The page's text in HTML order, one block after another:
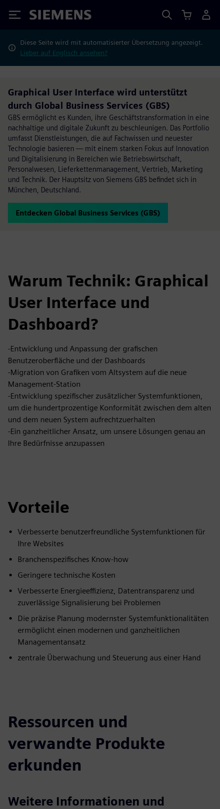
Siemens
Diese Seite wird mit automatisierter Übersetzung angezeigt.
Lieber auf Englisch ansehen?
Graphical User Interface wird unterstützt
durch Global Business Services (GBS)
GBS ermöglicht es Kunden, ihre Geschäftstransformation in eine
nachhaltige und digitale Zukunft zu beschleunigen. Das Portfolio
umfasst Dienstleistungen, die auf Fachwissen und neuester
Technologie basieren — mit einem starken Fokus auf Innovation
und Digitalisierung in Bereichen wie Betriebswirtschaft,
Personalwesen, Lieferkettenmanagement, Vertrieb, Marketing
und Technik. Der Hauptsitz von Siemens GBS befindet sich in
München, Deutschland.
Entdecken Global Business Services (GBS)
Warum Technik: Graphical
User Interface und
Dashboard?
-Entwicklung und Anpassung der grafischen
Benutzeroberfläche und der Dashboards
-Migration von Grafiken vom Altsystem auf die neue
Management-Station
-Entwicklung spezifischer zusätzlicher Systemfunktionen,
um die hundertprozentige Konformität zwischen dem alten
und dem neuen System aufrechtzuerhalten
-Ein ganzheitlicher Ansatz, um unsere Lösungen genau an
Ihre Bedürfnisse anzupassen
Vorteile
Verbesserte benutzerfreundliche Systemfunktionen für
Ihre Websites
Branchenspezifisches Know-how
Geringere technische Kosten
Verbesserte Energieeffizienz, Datentransparenz und
zuverlässige Signalisierung bei Problemen
Die präzise Planung modernster Systemfunktionalitäten
ermöglicht einen modernen und ganzheitlichen
Managementansatz
zentrale Überwachung und Steuerung aus einer Hand
Ressourcen und
verwandte Produkte
erkunden
Weitere Informationen und